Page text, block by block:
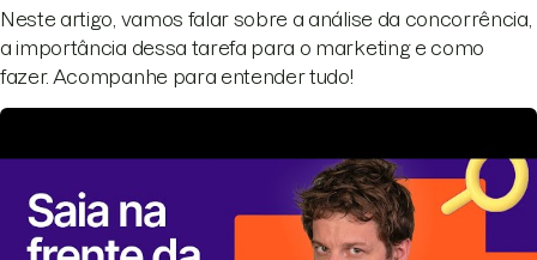
Neste artigo, vamos falar sobre a análise da concorrência,
a importância dessa tarefa para o marketing e como
fazer. Acompanhe para entender tudo!